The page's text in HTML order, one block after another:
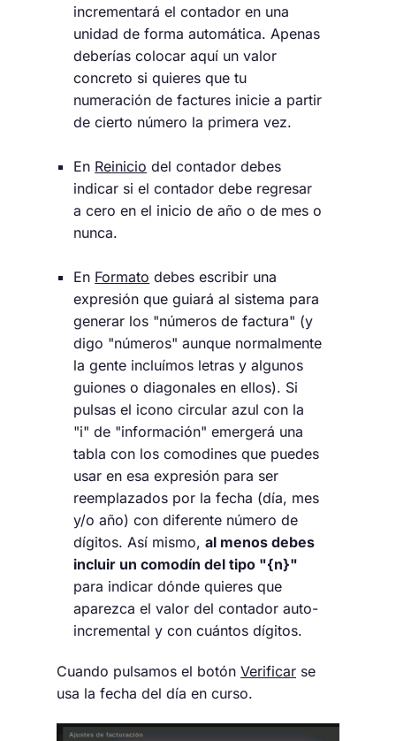
incrementará el contador en una
unidad de forma automática. Apenas
deberías colocar aquí un valor
concreto si quieres que tu
numeración de factures inicie a partir
de cierto número la primera vez.
En Reinicio del contador debes
indicar si el contador debe regresar
a cero en el inicio de año o de mes o
nunca.
En Formato debes escribir una
expresión que guiará al sistema para
generar los "números de factura" (y
digo "números" aunque normalmente
la gente incluímos letras y algunos
guiones o diagonales en ellos). Si
pulsas el icono circular azul con la
"i" de "información" emergerá una
tabla con los comodines que puedes
usar en esa expresión para ser
reemplazados por la fecha (día, mes
y/o año) con diferente número de
dígitos. Así mismo,al menos debes
incluir un comodín del tipo "{n}"
para indicar dónde quieres que
aparezca el valor del contador auto-
incremental y con cuántos dígitos.
Cuando pulsamos el botón Verificar se
usa la fecha del día en curso.